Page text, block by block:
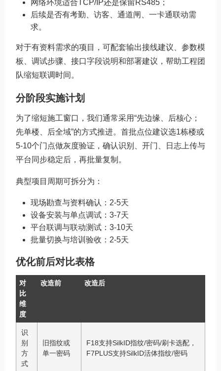
网络环境适合TCP/IP还是保留RS485；
后续是否有考勤、访客、通道闸、一卡通联动需
求。
对于有资料需求的项目，可配套输出接线建议、参数模
板、调试步骤、接口字段说明和部署建议，帮助工程团
队缩短联调时间。
分阶段实施计划
为了缩短施工窗口，我们通常采用“先边缘、后核心；
先单楼、后全域”的方式推进。首批点位建议选1栋楼或
5-10个门点做灰度验证，确认识别、开门、日志上传与
平台同步稳定后，再批量复制。
典型项目周期可拆分为：
现场勘查与资料确认：2-5天
设备安装与单点调试：3-7天
平台联调与联动测试：3-10天
批量切换与培训验收：2-5天
优化前后对比表格
对
比
维
度
改造前 改造后
识
别
方
式
旧指纹或
单一密码
F18支持SilkID指纹/密码/刷卡选配，
F7PLUS支持SilkID活体指纹/密码